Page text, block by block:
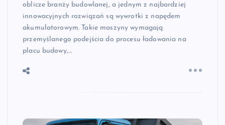
oblicze branży budowlanej, a jednym z najbardziej
innowacyjnych rozwiązań są wywrotki z napędem
akumulatorowym. Takie maszyny wymagają
przemyślanego podejścia do procesu ładowania na
placu budowy,…